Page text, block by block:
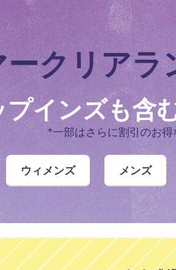
ズ スリップインズ：ガルザ
ド
スケッ
ドステ
メンズ
¥
メンズ スリップイン
ズ スリップインズ：バウン
スケッ
ツ：サ
スク
ボーイズ
¥ 8,690
キッズ スリップイン
ークリアラ
インズも含
*一部はさらに割引のお得
ウィメンズ メンズ